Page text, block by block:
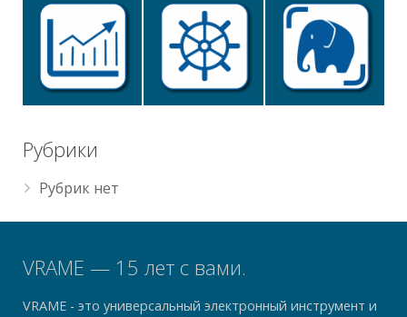
Рубрики
Рубрик нет
VRAME — 15 лет с вами.
VRAME - это универсальный электронный инструмент и